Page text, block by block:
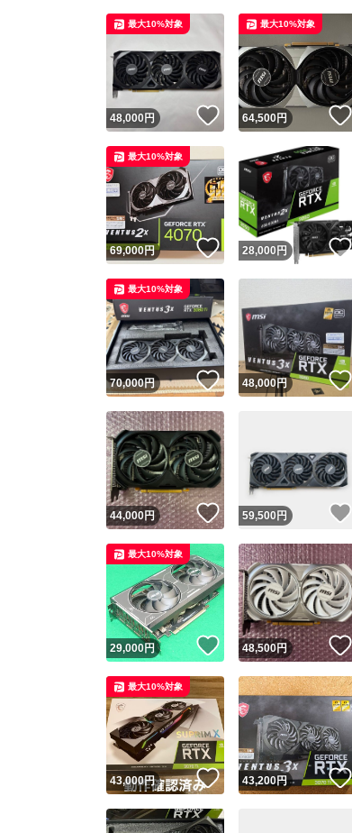
48,000円 いいね！
最大10%対象
64,500円
最大10%対象
69,000円 いいね！
最大10%対象
28,000 円
70,000円 いいね！
最大10%対象
48,000円
44,000円 いいね！
59,500 円
29,000円 いいね！
最大10%対象
48,500円
43,000円 いいね！
最大10%対象
43,200円